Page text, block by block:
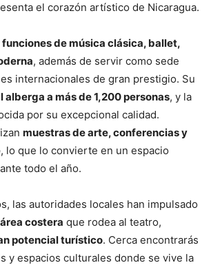
el corazón artístico de Nicaragua.
funciones de música clásica, ballet,
, además de servir como sede
internacionales de gran prestigio. Su
a más de 1,200 personas, y la
por su excepcional calidad.
muestras de arte, conferencias y
, lo que lo convierte en un espacio
todo el año.
las autoridades locales han impulsado
costera que rodea al teatro,
potencial turístico. Cerca encontrarás
y espacios culturales donde se vive la